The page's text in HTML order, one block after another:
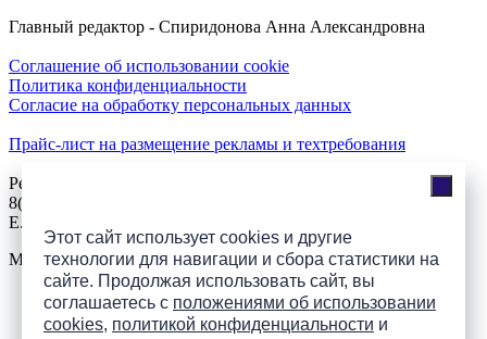
Этот сайт использует cookies и другие
технологии для навигации и сбора статистики на
сайте. Продолжая использовать сайт, вы
соглашаетесь с положениями об использовании
cookies, политикой конфиденциальности и
Главный редактор - Спиридонова Анна Александровна
Соглашение об использовании cookie
Политика конфиденциальности
Согласие на обработку персональных данных
Прайс-лист на размещение рекламы и техтребования
Реклама на сайте
8(921)508-52-62, телефон 8(8112) 500-131
E.Sezeikina@mhpsk.ru
Меню
Слушать радио «7 небо» онлайн